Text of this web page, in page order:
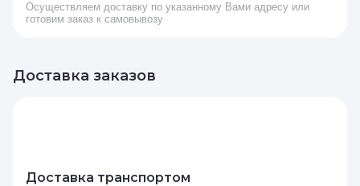
Осуществляем доставку по указанному Вами адресу или
готовим заказ к самовывозу
Доставка заказов
Доставка транспортом